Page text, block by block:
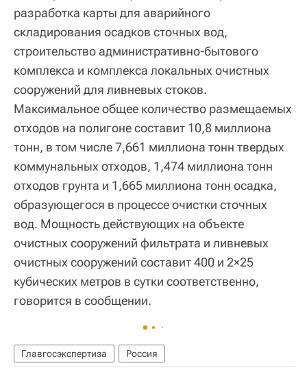
разработка карты для аварийного
складирования осадков сточных вод,
строительство административно-бытового
комплекса и комплекса локальных очистных
сооружений для ливневых стоков.
Максимальное общее количество размещаемых
отходов на полигоне составит 10,8 миллиона
тонн, в том числе 7,661 миллиона тонн твердых
коммунальных отходов, 1,474 миллиона тонн
отходов грунта и 1,665 миллиона тонн осадка,
образующегося в процессе очистки сточных
вод. Мощность действующих на объекте
очистных сооружений фильтрата и ливневых
очистных сооружений составит 400 и 2×25
кубических метров в сутки соответственно,
говорится в сообщении.
Главгосэкспертиза Россия